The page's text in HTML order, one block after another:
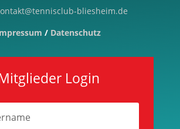
bliesheim.de
/ Datenschutz
Login